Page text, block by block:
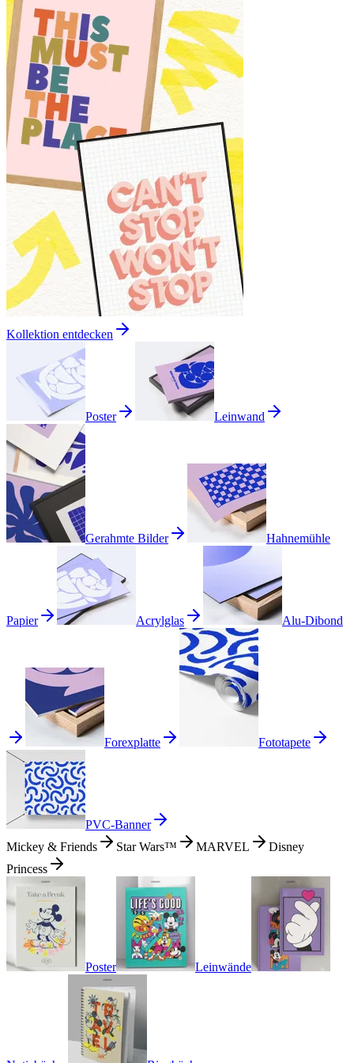
Kollektion entdecken
Poster Leinwand
Gerahmte Bilder Hahnemühle
Papier Acrylglas Alu-Dibond
Forexplatte Fototapete
PVC-Banner
Mickey & Friends
Star Wars™ MARVEL
Disney
Princess
Poster Leinwände